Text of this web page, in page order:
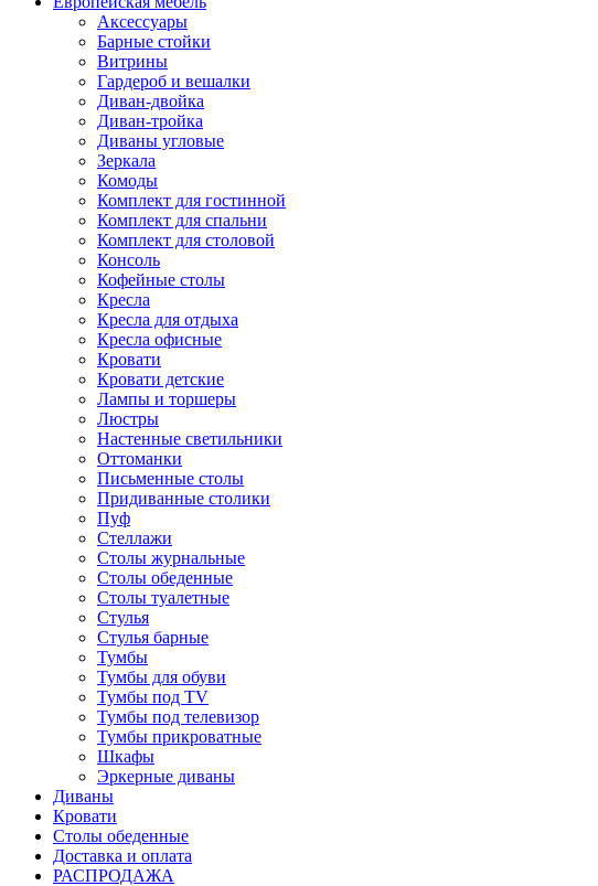
Аксессуары
Барные стойки
Витрины
Гардероб и вешалки
Диван-двойка
Диван-тройка
Диваны угловые
Зеркала
Комоды
Комплект для гостинной
Комплект для спальни
Комплект для столовой
Консоль
Кофейные столы
Кресла
Кресла для отдыха
Кресла офисные
Кровати
Кровати детские
Лампы и торшеры
Люстры
Настенные светильники
Оттоманки
Письменные столы
Придиванные столики
Пуф
Стеллажи
Столы журнальные
Столы обеденные
Столы туалетные
Стулья
Стулья барные
Тумбы
Тумбы для обуви
Тумбы под TV
Тумбы под телевизор
Тумбы прикроватные
Шкафы
Эркерные диваны
Диваны
Кровати
Столы обеденные
Доставка и оплата
РАСПРОДАЖА